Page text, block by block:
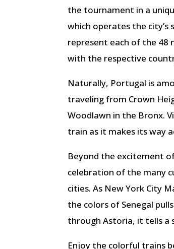
the tournament in a
which operates the city’s
represent each of the 48
with the respective
Naturally, Portugal is
traveling from Crown
Woodlawn in the Bronx.
train as it makes its way
Beyond the excitement
celebration of the many
cities. As New York City
the colors of Senegal
through Astoria, it tells a
Enjoy the colorful trains